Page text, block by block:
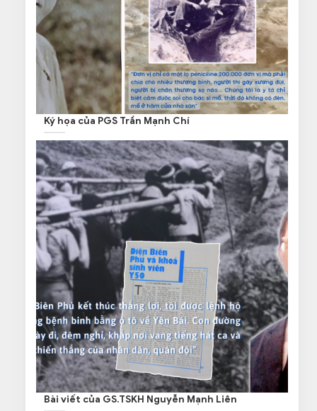
Ký họa của PGS Trần Mạnh Chí
Bài viết của GS.TSKH Nguyễn Mạnh Liên